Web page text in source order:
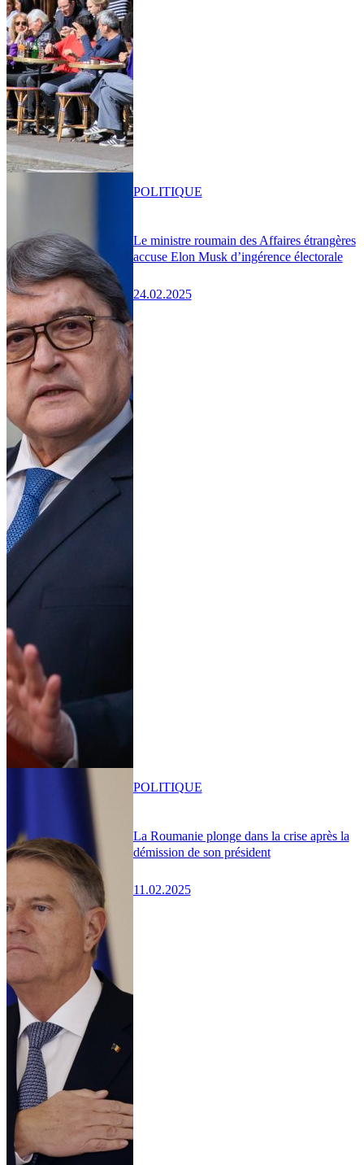
Le ministre roumain des Affaires étrangères
accuse Elon Musk d’ingérence électorale
24.02.2025
POLITIQUE
La Roumanie plonge dans la crise après la
démission de son président
11.02.2025
POLITIQUE